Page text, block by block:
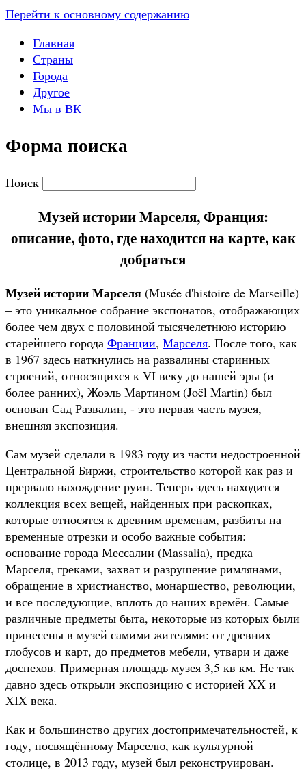
Перейти к основному содержанию
Главная
Страны
Города
Другое
Мы в ВК
Форма поиска
Поиск
Музей истории Марселя, Франция:
описание, фото, где находится на карте, как
добраться
Музей истории Марселя (Musée d'histoire de Marseille)
– это уникальное собрание экспонатов, отображающих
более чем двух с половиной тысячелетнюю историю
старейшего города Франции, Марселя. После того, как
в 1967 здесь наткнулись на развалины старинных
строений, относящихся к VI веку до нашей эры (и
более ранних), Жоэль Мартином (Joël Martin) был
основан Сад Развалин, - это первая часть музея,
внешняя экспозиция.
Сам музей сделали в 1983 году из части недостроенной
Центральной Биржи, строительство которой как раз и
прервало нахождение руин. Теперь здесь находится
коллекция всех вещей, найденных при раскопках,
которые относятся к древним временам, разбиты на
временные отрезки и особо важные события:
основание города Мессалии (Massalia), предка
Марселя, греками, захват и разрушение римлянами,
обращение в христианство, монаршество, революции,
и все последующие, вплоть до наших времён. Самые
различные предметы быта, некоторые из которых были
принесены в музей самими жителями: от древних
глобусов и карт, до предметов мебели, утвари и даже
доспехов. Примерная площадь музея 3,5 кв км. Не так
давно здесь открыли экспозицию с историей XX и
XIX века.
Как и большинство других достопримечательностей, к
году, посвящённому Марселю, как культурной
столице, в 2013 году, музей был реконструирован.